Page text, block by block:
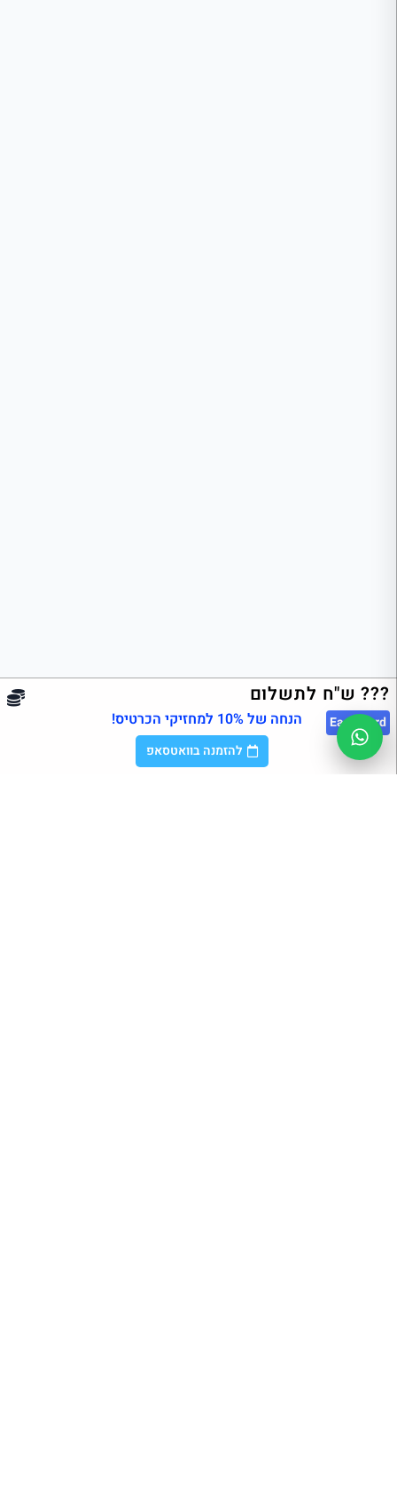
??? ש"ח לתשלום
East Card הנחה של 10% למחזיקי הכרטיס!
להזמנה בוואטסאפ